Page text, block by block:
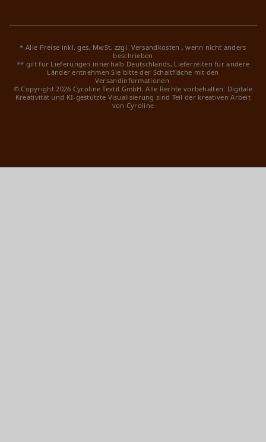
* Alle Preise inkl. ges. MwSt. zzgl. Versandkosten , wenn nicht anders
beschrieben
** gilt für Lieferungen innerhalb Deutschlands, Lieferzeiten für andere
Länder entnehmen Sie bitte der Schaltfläche mit den
Versandinformationen.
© Copyright 2026 Cyroline Textil GmbH. Alle Rechte vorbehalten. Digitale
Kreativität und KI-gestützte Visualisierung sind Teil der kreativen Arbeit
von Cyroline